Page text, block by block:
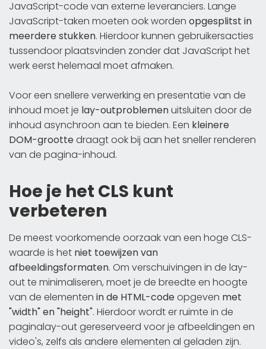
JavaScript-code van externe leveranciers. Lange
JavaScript-taken moeten ook worden opgesplitst in
meerdere stukken. Hierdoor kunnen gebruikersacties
tussendoor plaatsvinden zonder dat JavaScript het
werk eerst helemaal moet afmaken.
Voor een snellere verwerking en presentatie van de
inhoud moet je lay-outproblemenuitsluiten door de
inhoud asynchroon aan te bieden. Een kleinere
DOM-groottedraagt ook bij aan het sneller renderen
van de pagina-inhoud.
Hoe je het CLS kunt
verbeteren
De meest voorkomende oorzaak van een hoge CLS-
waarde is het niet toewijzen van
afbeeldingsformaten. Om verschuivingen in de lay-
out te minimaliseren, moet je de breedte en hoogte
van de elementen in de HTML-codeopgeven met
"width" en "height". Hierdoor wordt er ruimte in de
paginalay-out gereserveerd voor je afbeeldingen en
video's, zelfs als andere elementen al geladen zijn.